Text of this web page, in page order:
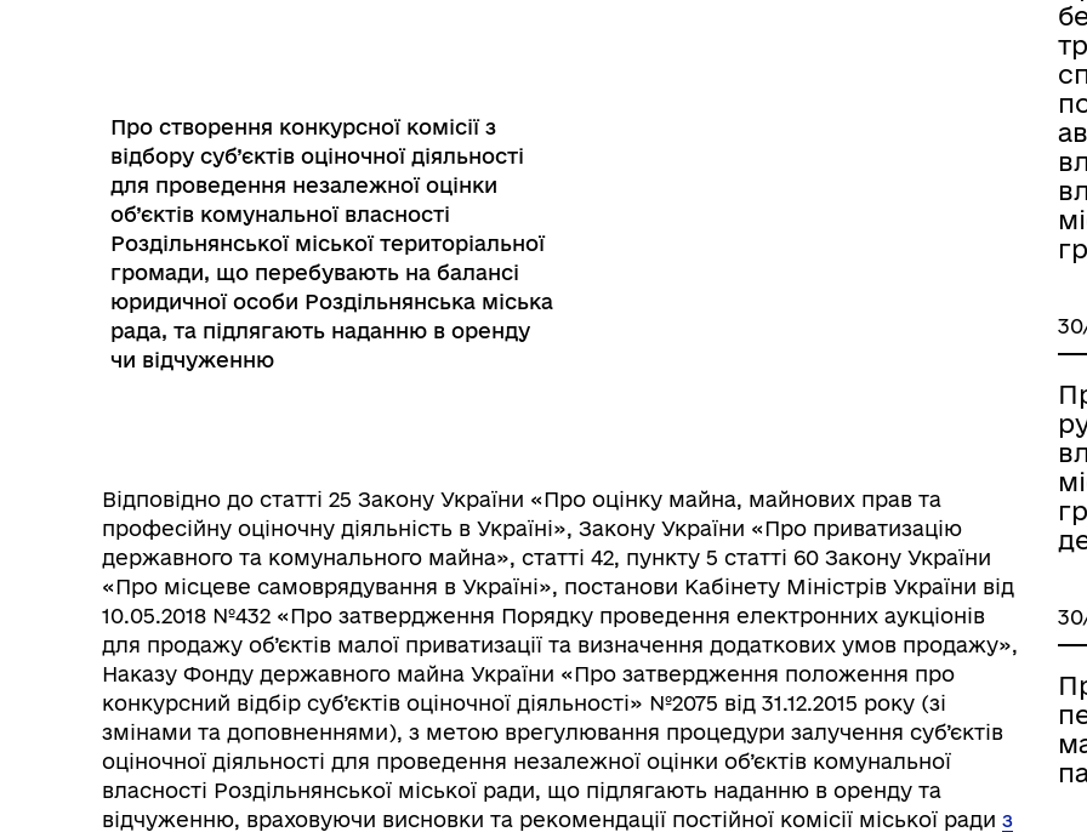
Графіки прийому громадян
Колегіальні органи (ради,
робочі групи, комісії)
Інформаційна безпека та
технічний захист інформації
Радіаційний фон Електронна черга в ТЦК
Про створення конкурсної комісії з
відбору суб’єктів оціночної діяльності
для проведення незалежної оцінки
об’єктів комунальної власності
Роздільнянської міської територіальної
громади, що перебувають на балансі
юридичної особи Роздільнянська міська
рада, та підлягають наданню в оренду
чи відчуженню
Відповідно до статті 25 Закону України «Про оцінку майна, майнових прав та
професійну оціночну діяльність в Україні», Закону України «Про приватизацію
державного та комунального майна», статті 42, пункту 5 статті 60 Закону України
«Про місцеве самоврядування в Україні», постанови Кабінету Міністрів України від
10.05.2018 №432 «Про затвердження Порядку проведення електронних аукціонів
для продажу об’єктів малої приватизації та визначення додаткових умов продажу»,
Наказу Фонду державного майна України «Про затвердження положення про
конкурсний відбір суб’єктів оціночної діяльності» №2075 від 31.12.2015 року (зі
змінами та доповненнями), з метою врегулювання процедури залучення суб’єктів
оціночної діяльності для проведення незалежної оцінки об’єктів комунальної
власності Роздільнянської міської ради, що підлягають наданню в оренду та
відчуженню, враховуючи висновки та рекомендації постійної комісії міської ради з